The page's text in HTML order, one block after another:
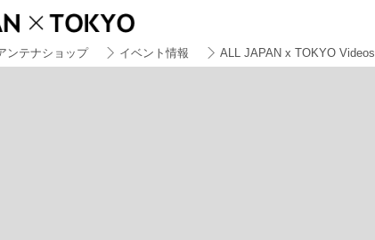
ンテナショップ イベント情報 ALL JAPAN x TOKYO Videos